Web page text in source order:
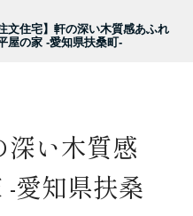
注文住宅】軒の深い木質感あふれ
屋の家 -愛知県扶桑町-
深い木質感
愛知県扶桑